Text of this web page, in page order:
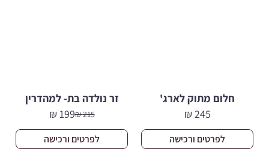
חלום מתוק לארג'
245
₪
לפרטים ורכישה
זר נולדה בת- למהדרין
215
₪המחיר
המקורי
היה:
199
₪
המחיר
הנוכחי
הוא:
לפרטים ורכישה